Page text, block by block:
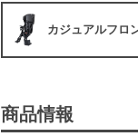
カジュアルフロ
商品情報